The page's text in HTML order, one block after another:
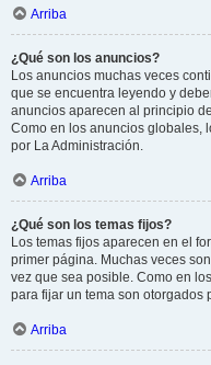
Arriba
¿Qué son los anuncios?
Los anuncios muchas veces
que se encuentra leyendo y
anuncios aparecen al principio
Como en los anuncios globales,
por La Administración.
Arriba
¿Qué son los temas fijos?
Los temas fijos aparecen en el
primer página. Muchas veces
vez que sea posible. Como en
para fijar un tema son otorgados
Arriba